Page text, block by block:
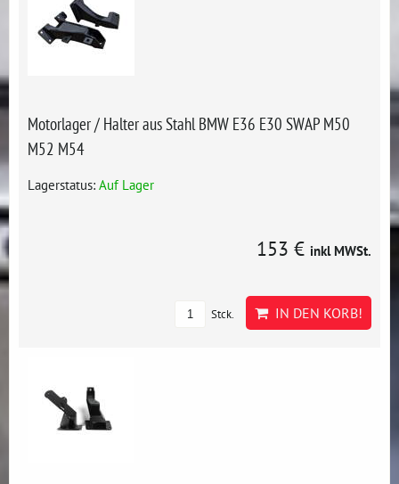
Motorlager / Halter aus Stahl BMW E36 E30 SWAP M50
M52 M54
Lagerstatus: Auf Lager
153 € inkl MWSt.
Stck. IN DEN KORB!